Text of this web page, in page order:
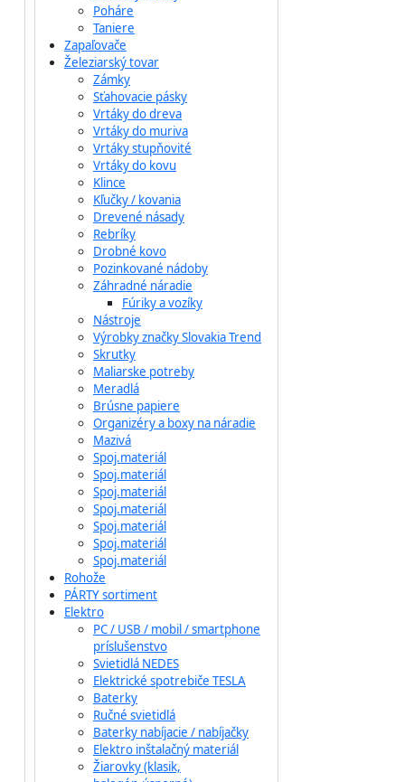
Poháre
Taniere
Zapaľovače
Železiarský tovar
Zámky
Sťahovacie pásky
Vrtáky do dreva
Vrtáky do muriva
Vrtáky stupňovité
Vrtáky do kovu
Klince
Kľučky / kovania
Drevené násady
Rebríky
Drobné kovo
Pozinkované nádoby
Záhradné náradie
Fúriky a vozíky
Nástroje
Výrobky značky Slovakia Trend
Skrutky
Maliarske potreby
Meradlá
Brúsne papiere
Organizéry a boxy na náradie
Mazivá
Spoj.materiál
Spoj.materiál
Spoj.materiál
Spoj.materiál
Spoj.materiál
Spoj.materiál
Spoj.materiál
Rohože
PÁRTY sortiment
Elektro
PC / USB / mobil / smartphone
príslušenstvo
Svietidlá NEDES
Elektrické spotrebiče TESLA
Baterky
Ručné svietidlá
Baterky nabíjacie / nabíjačky
Elektro inštalačný materiál
Žiarovky (klasik,